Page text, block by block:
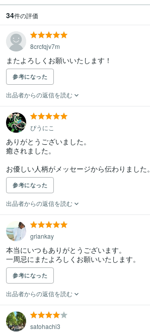
34件の評価
8crcfqjv7m
またよろしくお願いいたします！
参考になった
出品者からの返信を読む
ぴうにこ
ありがとうございました。
癒されました。
お優しい人柄がメッセージから伝わりました。
参考になった
出品者からの返信を読む
griankay
本当にいつもありがとうございます。
一周忌にまたよろしくお願いいたします。
参考になった
出品者からの返信を読む
satohachi3